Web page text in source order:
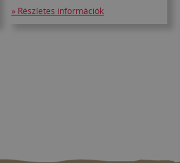
» Részletes információk